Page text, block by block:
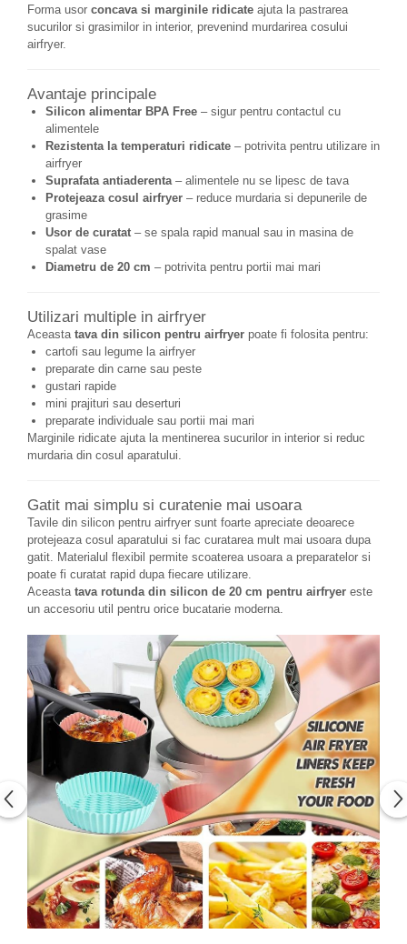
Forma usor concava si marginile ridicate ajuta la pastrarea
sucurilor si grasimilor in interior, prevenind murdarirea cosului
airfryer.
Avantaje principale
Silicon alimentar BPA Free – sigur pentru contactul cu
alimentele
Rezistenta la temperaturi ridicate – potrivita pentru utilizare in
airfryer
Suprafata antiaderenta– alimentele nu se lipesc de tava
Protejeaza cosul airfryer – reduce murdaria si depunerile de
grasime
Usor de curatat – se spala rapid manual sau in masina de
spalat vase
Diametru de 20 cm – potrivita pentru portii mai mari
Utilizari multiple in airfryer
Aceasta tava din silicon pentru airfryer poate fi folosita pentru:
cartofi sau legume la airfryer
preparate din carne sau peste
gustari rapide
mini prajituri sau deserturi
preparate individuale sau portii mai mari
Marginile ridicate ajuta la mentinerea sucurilor in interior si reduc
murdaria din cosul aparatului.
Gatit mai simplu si curatenie mai usoara
Tavile din silicon pentru airfryer sunt foarte apreciate deoarece
protejeaza cosul aparatului si fac curatarea mult mai usoara dupa
gatit. Materialul flexibil permite scoaterea usoara a preparatelor si
poate fi curatat rapid dupa fiecare utilizare.
Aceasta tava rotunda din silicon de 20 cm pentru airfryer este
un accesoriu util pentru orice bucatarie moderna.